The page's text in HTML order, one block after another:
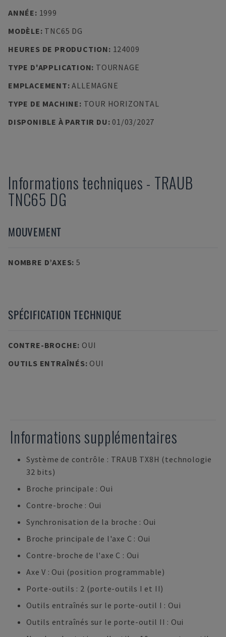
ANNÉE: 1999
MODÈLE: TNC65 DG
HEURES DE PRODUCTION: 124009
TYPE D'APPLICATION: TOURNAGE
EMPLACEMENT:ALLEMAGNE
TYPE DE MACHINE: TOUR HORIZONTAL
DISPONIBLE À PARTIR DU: 01/03/2027
Informations techniques - TRAUB
TNC65 DG
MOUVEMENT
NOMBRE D’AXES: 5
SPÉCIFICATION TECHNIQUE
CONTRE-BROCHE: OUI
OUTILS ENTRAÎNÉS: OUI
Informations supplémentaires
Système de contrôle : TRAUB TX8H (technologie
32 bits)
Broche principale : Oui
Contre-broche : Oui
Synchronisation de la broche : Oui
Broche principale de l'axe C : Oui
Contre-broche de l'axe C : Oui
Axe V : Oui (position programmable)
Porte-outils : 2 (porte-outils I et II)
Outils entraînés sur le porte-outil I : Oui
Outils entraînés sur le porte-outil II : Oui